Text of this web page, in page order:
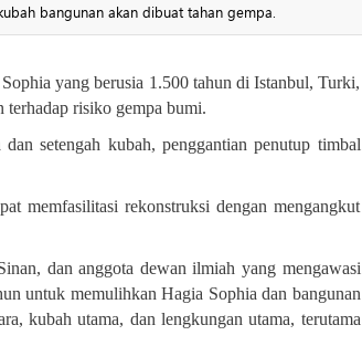
bangunan akan dibuat tahan gempa.
yang berusia 1.500 tahun di Istanbul, Turki,
terhadap risiko gempa bumi.
setengah kubah, penggantian penutup timbal
memfasilitasi rekonstruksi dengan mengangkut
dan anggota dewan ilmiah yang mengawasi
untuk memulihkan Hagia Sophia dan bangunan
kubah utama, dan lengkungan utama, terutama